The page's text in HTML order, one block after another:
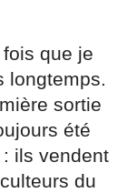
fois que je
longtemps.
sortie
été
: ils vendent
du